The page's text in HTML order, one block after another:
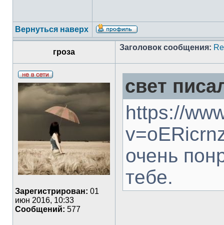
Вернуться наверх
гроза
Заголовок сообщения:
Зарегистрирован: 01
июн 2016, 10:33
Сообщений: 577
свет
https://
очень
тебе.